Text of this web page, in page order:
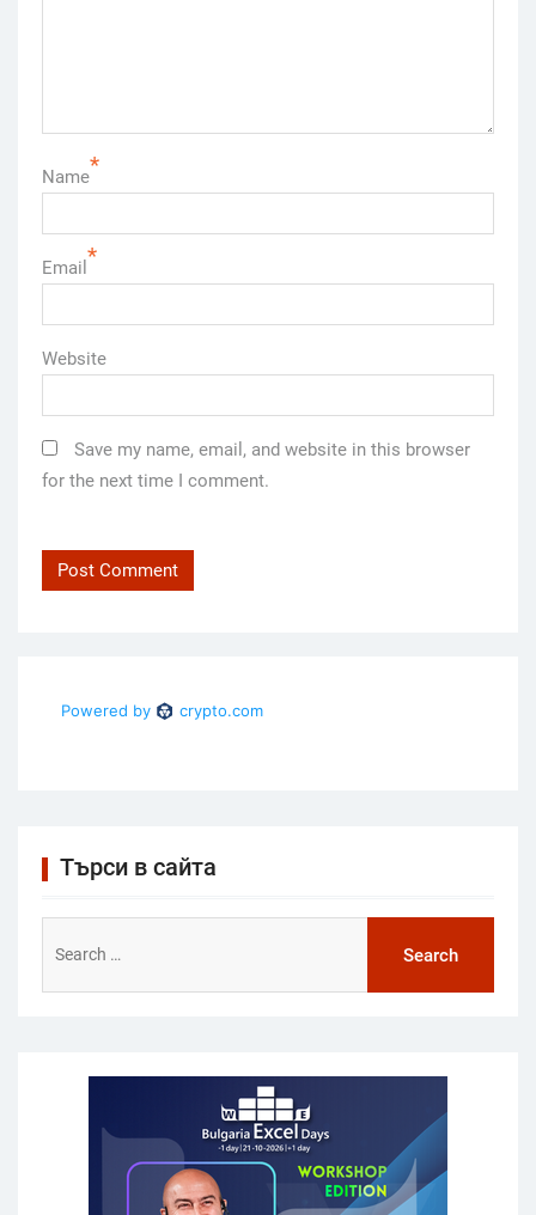
Name*
Email *
Website
Save my name, email, and website in this browser
for the next time I comment.
Търси в сайта
for: